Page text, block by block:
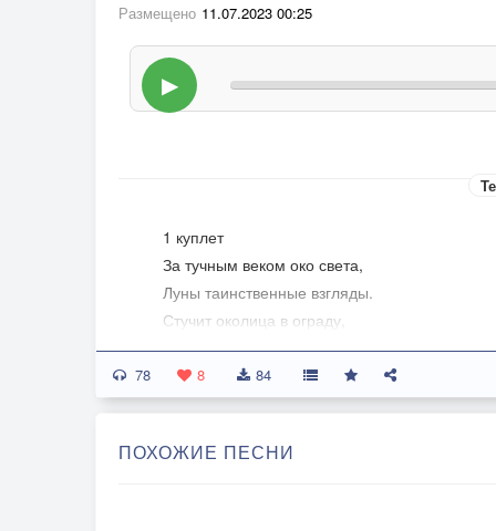
Размещено 11.07.2023 00:25
▶
1 куплет
За тучным веком око света,
Луны таинственные взгляды.
Стучит околица в ограду,
В июль вселившегося ,лета.
Гуляют по пространству бризы,
Ключи прохлад в ручьевой течи,
И обезлюдились капризы.
78 8 84
ПОХОЖИЕ ПЕСНИ